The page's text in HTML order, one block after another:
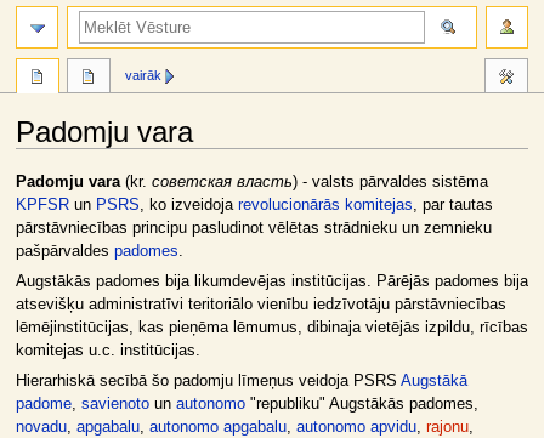
Padomju vara
Jump
to
navigation
Jump
to
search
Padomju vara(kr. советская власть) - valsts pārvaldes sistēma
KPFSRun PSRS , ko izveidoja revolucionārās komitejas , par tautas
pārstāvniecības principu pasludinot vēlētas strādnieku un zemnieku
pašpārvaldes padomes
Augstākās padomes bija likumdevējas institūcijas. Pārējās padomes bija
atsevišķu administratīvi teritoriālo vienību iedzīvotāju pārstāvniecības
lēmējinstitūcijas, kas pieņēma lēmumus, dibinaja vietējās izpildu, rīcības
komitejas u.c. institūcijas.
Hierarhiskā secībā šo padomju līmeņus veidoja PSRS Augstākā
padome, savienotoun autonomo"republiku" Augstākās padomes,
novadu, apgabalu, autonomo apgabalu, autonomo apvidu, rajonu,
vairāk
meklēt